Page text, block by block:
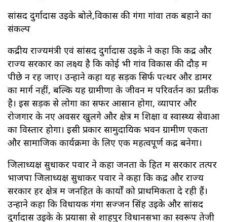
सांसद दुर्गादास उइके बोले,विकास की गंगा गांवों तक बहाने का
संकल्प
केंद्रीय राज्यमंत्री एवं सांसद दुर्गादास उइके ने कहा कि केंद्र और
राज्य सरकार का लक्ष्य है कि कोई भी गांव विकास की दौड़ में
पीछे न रह जाए। उन्होंने कहा यह सड़क सिर्फ पत्थर और डामर
का मार्ग नहीं, बल्कि यह ग्रामीणों के जीवन में परिवर्तन का प्रतीक
है। इस सड़क से लोगों का सफर आसान होगा, व्यापार और
रोजगार के नए अवसर खुलेंगे और क्षेत्र में शिक्षा व स्वास्थ्य सेवाओं
का विस्तार होगा। इसी प्रकार सामुदायिक भवन ग्रामीण एकता
और सामाजिक कार्यक्रमों के लिए एक महत्वपूर्ण केंद्र बनेगा।
जिलाध्यक्ष सुधाकर पवार ने कहा जनता के हित में सरकार तत्पर
भाजपा जिलाध्यक्ष सुधाकर पवार ने कहा कि केंद्र और राज्य
सरकारें हर क्षेत्र में जनहित के कार्यों को प्राथमिकता दे रही हैं।
उन्होंने कहा कि विधायक गंगा सज्जन सिंह उइके और सांसद
दुर्गादास उइके के प्रयासों से शाहपुर विधानसभा का स्वरूप तेजी